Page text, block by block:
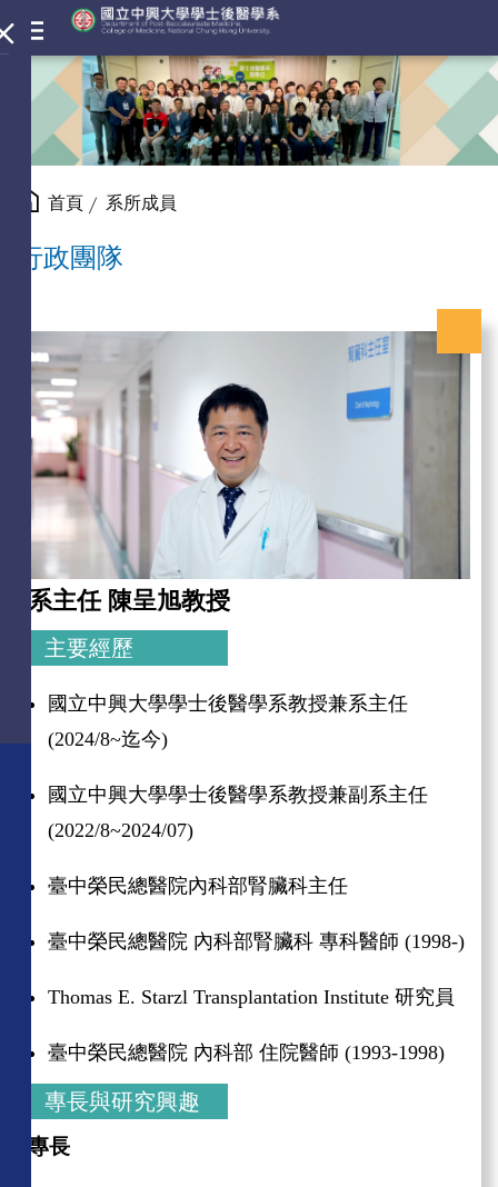
首頁 系所成員
行政團隊
系主任 陳呈旭教授
主要經歷
國立中興大學學士後醫學系教授兼系主任
(2024/8~迄今)
國立中興大學學士後醫學系教授兼副系主任
(2022/8~2024/07)
臺中榮民總醫院內科部腎臟科主任
臺中榮民總醫院 內科部腎臟科 專科醫師 (1998-)
Thomas E. Starzl Transplantation Institute 研究員
臺中榮民總醫院 內科部 住院醫師 (1993-1998)
專長與研究興趣
專長